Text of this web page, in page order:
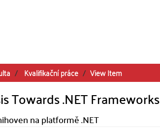
Kvalifikační práce View Item
Towards .NET Frameworks
na platformě .NET